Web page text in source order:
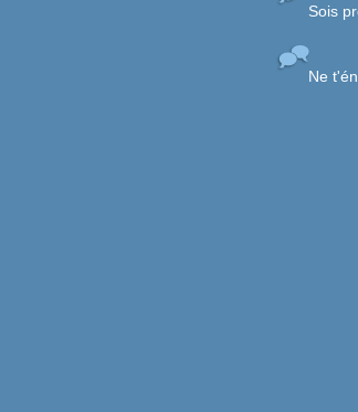
Sois
Ne